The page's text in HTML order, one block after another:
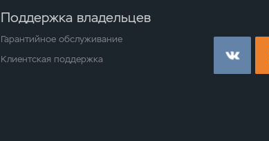
Поддержка владельцев
Гарантийное обслуживание
Клиентская поддержка